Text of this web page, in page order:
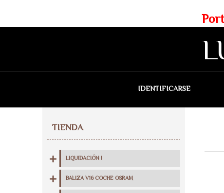
Web exclusiva para profesionales
Portes gratis para Madrid a
IDENTIFICARSE
TIENDA
LIQUIDACIÓN !
BALIZA V16 COCHE OSRAM